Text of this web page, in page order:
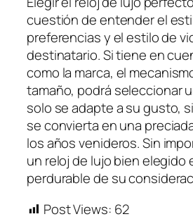
cuestión de entender el
preferencias y el estilo de
destinatario. Si tiene en
como la marca, el
tamaño, podrá seleccionar
solo se adapte a su gusto,
se convierta en una
los años venideros. Sin
un reloj de lujo bien elegido
perdurable de su
Post Views: 62